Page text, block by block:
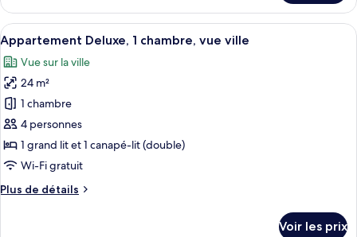
chambre
le
type
de
chambre
Appartement
Deluxe,
chambre
Afficher
toutes
les
photos
pour
ce
type
de
chambre :
Appartement
Une chambre avec un mur en
8
Appartement Deluxe, 1 chambre, vue ville
Vue sur la ville
24 m²
1 chambre
4 personnes
1 grand lit et 1 canapé-lit (double)
Wi-Fi gratuit
Plus de détails
Plus
Voir les prix